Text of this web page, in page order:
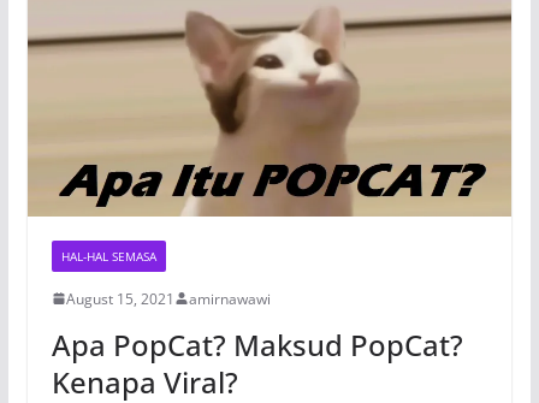
HAL-HAL SEMASA
August 15, 2021 amirnawawi
Apa PopCat? Maksud PopCat?
Kenapa Viral?